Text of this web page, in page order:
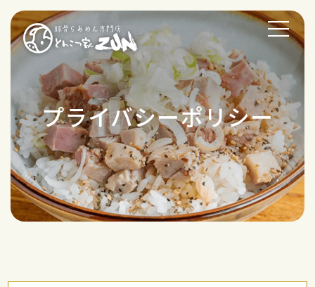
プライバシーポリシー